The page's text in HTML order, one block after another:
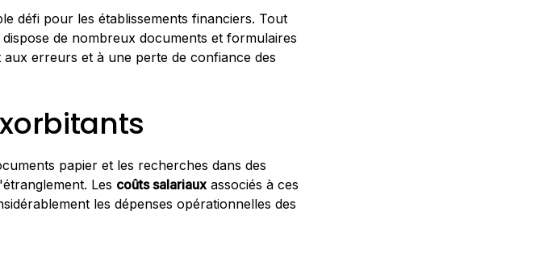
défi pour les établissements financiers. Tout
de nombreux documents et formulaires
erreurs et à une perte de confiance des
papier et les recherches dans des
Les coûts salariaux associés à ces
les dépenses opérationnelles des